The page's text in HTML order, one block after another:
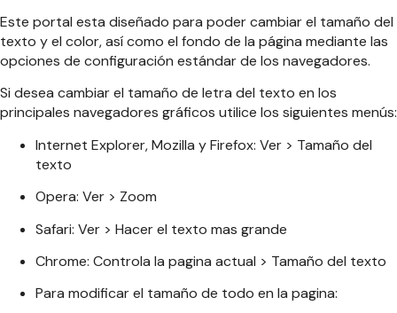
Este portal esta diseñado para poder cambiar el tamaño del
texto y el color, así como el fondo de la página mediante las
opciones de configuración estándar de los navegadores.
Si desea cambiar el tamaño de letra del texto en los
principales navegadores gráficos utilice los siguientes menús:
Internet Explorer, Mozilla y Firefox: Ver > Tamaño del
texto
Opera: Ver > Zoom
Safari: Ver > Hacer el texto mas grande
Chrome: Controla la pagina actual > Tamaño del texto
Para modificar el tamaño de todo en la pagina: